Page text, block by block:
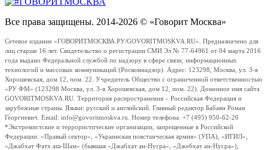
Все права защищены. 2014-2026 © «Говорит Москва»
Сетевое издание «ГОВОРИТМОСКВА.РУ/GOVORITMOSKVA.RU». Предназначено для
лиц старше 16 лет. Свидетельство о регистрации СМИ Эл № 77-64961 от 04 марта 2016
года выдано Федеральной службой по надзору в сфере связи, информационных
технологий и массовых коммуникаций (Роскомнадзор). Адрес: 123298, Москва, ул. 3-я
Хорошевская, дом 12, пом. 22. Учредитель Общество с ограниченной ответственностью
«РУ ФМ» (123298 Москва, ул. 3-я Хорошевская, дом 12, пом. 22). Доменное имя сайта
GOVORITMOSKVA.RU. Территория распространения – Российская Федерация и
зарубежные страны. Языки: русский и английский. Главный редактор Бабаян Роман
Георгиевич. Email: info@govoritmoskva.ru. Номер телефона: +7 (495) 950-62-26
*Экстремистские и террористические организации, запрещенные в Российской
Федерации: «Правый сектор», «Украинская повстанческая армия» (УПА), «ИГИЛ»,
«Джабхат Фатх аш-Шам» (бывшая «Джабхат ан-Нусра», «Джебхат ан-Нусра»),